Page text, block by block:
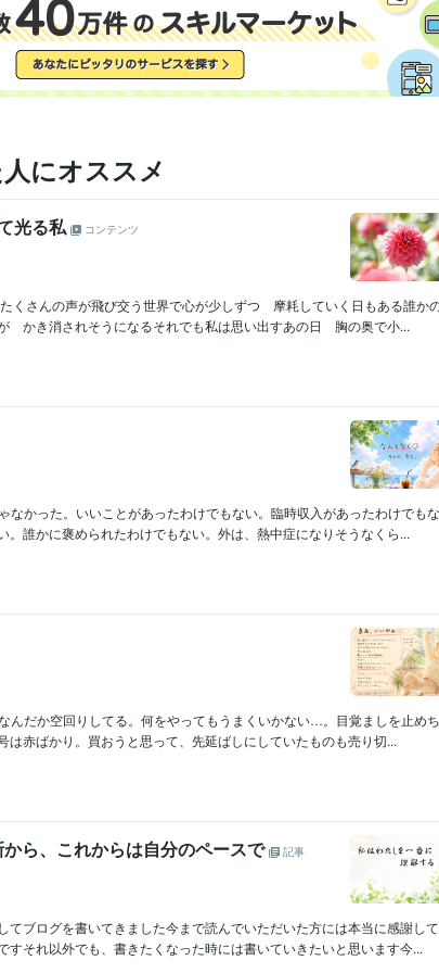
にオススメ
光る私
コンテンツ
くさんの声が飛び交う世界で心が少しずつ 摩耗していく日もある誰か
かき消されそうになるそれでも私は思い出すあの日 胸の奥で小...
なかった。いいことがあったわけでもない。臨時収入があったわけでも
。誰かに褒められたわけでもない。外は、熱中症になりそうなくら...
んだか空回りしてる。何をやってもうまくいかない…。目覚ましを止め
は赤ばかり。買おうと思って、先延ばしにしていたものも売り切...
ら、これからは自分のペースで
記事
てブログを書いてきました今まで読んでいただいた方には本当に感謝し
すそれ以外でも、書きたくなった時には書いていきたいと思います今...